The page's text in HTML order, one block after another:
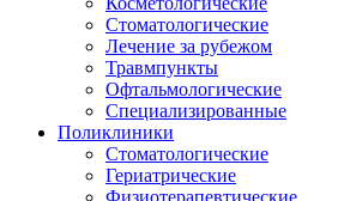
Стоматологические
Лечение за рубежом
Травмпункты
Офтальмологические
Специализированные
Поликлиники
Стоматологические
Гериатрические
Физиотерапевтические